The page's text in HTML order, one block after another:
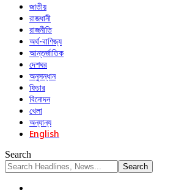
জাতীয়
রাজধানী
রাজনীতি
অর্থ-বাণিজ্য
আন্তর্জাতিক
দেশঘর
অনুসন্ধান
ফিচার
বিনোদন
খেলা
অন্যান্য
English
Search